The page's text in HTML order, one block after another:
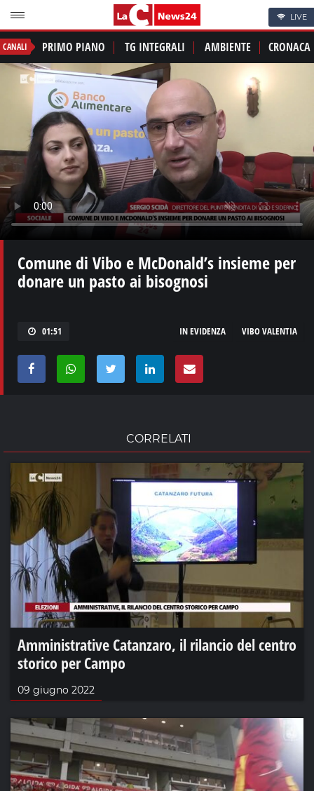
LIVE
CANALI PRIMO PIANO TG INTEGRALI AMBIENTE CRONACA
Comune di Vibo e McDonald’s insieme per
donare un pasto ai bisognosi
01:51 VIBO VALENTIA
IN EVIDENZA
CORRELATI
Amministrative Catanzaro, il rilancio del centro
storico per Campo
09 giugno 2022